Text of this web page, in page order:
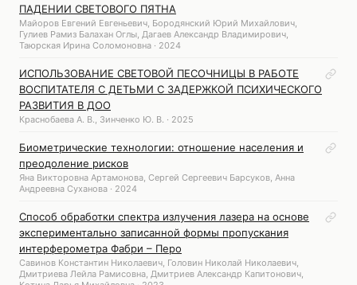
ПАДЕНИИ СВЕТОВОГО ПЯТНА
Майоров Евгений Евгеньевич, Бородянский Юрий Михайлович,
Гулиев Рамиз Балахан Оглы, Дагаев Александр Владимирович,
Таюрская Ирина Соломоновна · 2024
ИСПОЛЬЗОВАНИЕ СВЕТОВОЙ ПЕСОЧНИЦЫ В РАБОТЕ
ВОСПИТАТЕЛЯ С ДЕТЬМИ С ЗАДЕРЖКОЙ ПСИХИЧЕСКОГО
РАЗВИТИЯ В ДОО
Краснобаева А. В., Зинченко Ю. В. · 2025
Биометрические технологии: отношение населения и
преодоление рисков
Яна Викторовна Артамонова, Сергей Сергеевич Барсуков, Анна
Андреевна Суханова · 2024
Способ обработки спектра излучения лазера на основе
экспериментально записанной формы пропускания
интерферометра Фабри – Перо
Савинов Константин Николаевич, Головин Николай Николаевич,
Дмитриева Лейла Рамисовна, Дмитриев Александр Капитонович,